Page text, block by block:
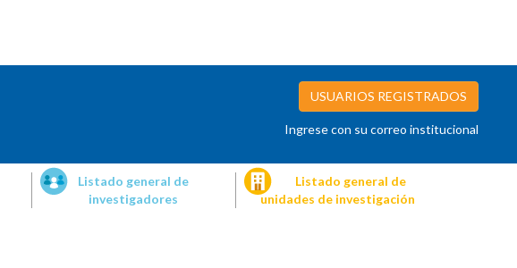
USUARIOS REGISTRADOS
Ingrese con su correo institucional
Listado general de
investigadores
Listado general de
unidades de investigación